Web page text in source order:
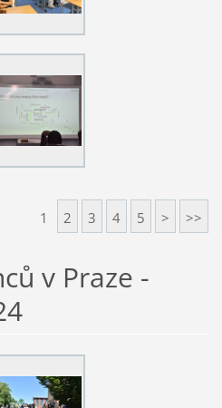
1 2 3 4 5 > >>
v Praze -